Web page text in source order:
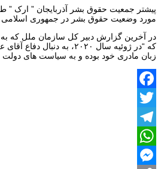
مورد وضعیت حقوق بشر در جمهوری اسلامی
زبان مادری خود بوده و به سیاست های دولت
Facebook
Twitter
Telegram
WhatsApp